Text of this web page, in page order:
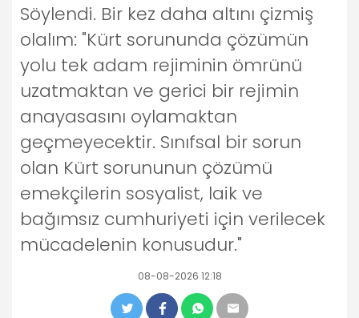
Söylendi. Bir kez daha altını çizmiş
olalım: "Kürt sorununda çözümün
yolu tek adam rejiminin ömrünü
uzatmaktan ve gerici bir rejimin
anayasasını oylamaktan
geçmeyecektir. Sınıfsal bir sorun
olan Kürt sorununun çözümü
emekçilerin sosyalist, laik ve
bağımsız cumhuriyeti için verilecek
mücadelenin konusudur."
08-08-2026 12:18